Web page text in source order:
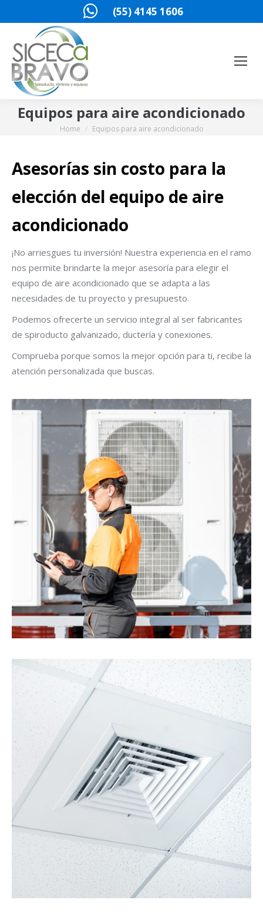
(55) 4145 1606
Equipos para aire acondicionado
You are here:
Home Equipos para aire acondicionado
Asesorías sin costo para la
elección del equipo de aire
acondicionado
¡No arriesgues tu inversión! Nuestra experiencia en el ramo
nos permite brindarte la mejor asesoría para elegir el
equipo de aire acondicionado que se adapta a las
necesidades de tu proyecto y presupuesto.
Podemos ofrecerte un servicio integral al ser fabricantes
de spiroducto galvanizado, ductería y conexiones.
Comprueba porque somos la mejor opción para ti, recibe la
atención personalizada que buscas.